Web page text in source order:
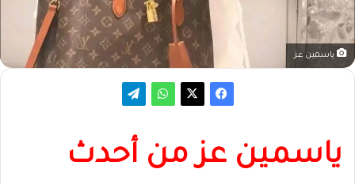
ياسمين عز
ياسمين عز من أحدث